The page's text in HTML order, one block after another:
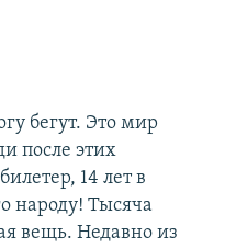
бегут. Это мир
после этих
14 лет в
народу! Тысяча
вещь. Недавно из